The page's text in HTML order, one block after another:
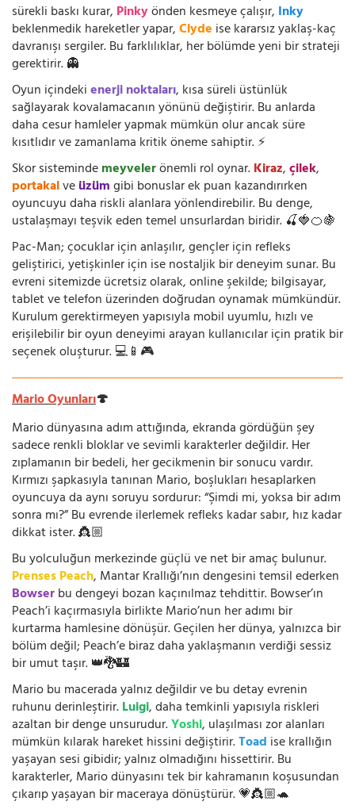
sürekli baskı kurar, Pinkyönden kesmeye çalışır, Inky
beklenmedik hareketler yapar,Clyde ise kararsız yaklaş-kaç
davranışı sergiler. Bu farklılıklar, her bölümde yeni bir strateji
gerektirir. 👻
Oyun içindekienerji noktaları, kısa süreli üstünlük
sağlayarak kovalamacanın yönünü değiştirir. Bu anlarda
daha cesur hamleler yapmak mümkün olur ancak süre
kısıtlıdır ve zamanlama kritik öneme sahiptir. ⚡
Skor sistemindemeyvelerönemli rol oynar.Kiraz,çilek,
portakalveüzümgibi bonuslar ek puan kazandırırken
oyuncuyu daha riskli alanlara yönlendirebilir. Bu denge,
ustalaşmayı teşvik eden temel unsurlardan biridir. 🍒🍓🍊🍇
Pac-Man; çocuklar için anlaşılır, gençler için refleks
geliştirici, yetişkinler için ise nostaljik bir deneyim sunar. Bu
evreni sitemizde ücretsiz olarak, online şekilde; bilgisayar,
tablet ve telefon üzerinden doğrudan oynamak mümkündür.
Kurulum gerektirmeyen yapısıyla mobil uyumlu, hızlı ve
erişilebilir bir oyun deneyimi arayan kullanıcılar için pratik bir
seçenek oluşturur. 💻📱🎮
Mario Oyunları🍄
Mario dünyasına adım attığında, ekranda gördüğün şey
sadece renkli bloklar ve sevimli karakterler değildir. Her
zıplamanın bir bedeli, her gecikmenin bir sonucu vardır.
Kırmızı şapkasıyla tanınan Mario, boşlukları hesaplarken
oyuncuya da aynı soruyu sordurur: “Şimdi mi, yoksa bir adım
sonra mı?” Bu evrende ilerlemek refleks kadar sabır, hız kadar
dikkat ister. 👸🏼
Bu yolculuğun merkezinde güçlü ve net bir amaç bulunur.
Prenses Peach, Mantar Krallığı’nın dengesini temsil ederken
Bowserbu dengeyi bozan kaçınılmaz tehdittir. Bowser’ın
Peach’i kaçırmasıyla birlikte Mario’nun her adımı bir
kurtarma hamlesine dönüşür. Geçilen her dünya, yalnızca bir
bölüm değil; Peach’e biraz daha yaklaşmanın verdiği sessiz
bir umut taşır. 👑🐉🏰
Mario bu macerada yalnız değildir ve bu detay evrenin
ruhunu derinleştirir.Luigi, daha temkinli yapısıyla riskleri
azaltan bir denge unsurudur.Yoshi, ulaşılması zor alanları
mümkün kılarak hareket hissini değiştirir.Toad ise krallığın
yaşayan sesi gibidir; yalnız olmadığını hissettirir. Bu
karakterler, Mario dünyasını tek bir kahramanın koşusundan
çıkarıp yaşayan bir maceraya dönüştürür. 💗👸🏼🐢